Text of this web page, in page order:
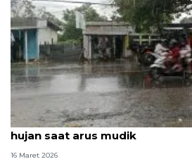
BMKG NTB ingatkan potensi
hujan saat arus mudik
16 Maret 2026